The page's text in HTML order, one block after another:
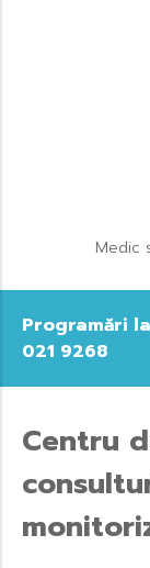
Medic
Programări la
021 9268
Centru